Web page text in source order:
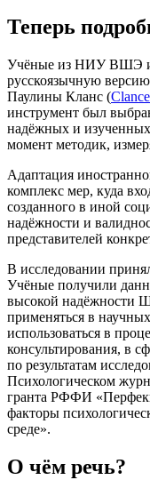
Теперь
Учёные из НИУ ВШЭ
русскоязычную
Паулины Кланс (
инструмент был
надёжных и
момент методик,
Адаптация
комплекс мер, куда
созданного в иной
надёжности и
представителей
В исследовании
Учёные получили
высокой надёжности
применяться в
использоваться в
консультирования, в
по результатам
Психологическом
гранта РФФИ
факторы
среде».
О чём речь?